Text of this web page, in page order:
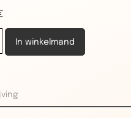
In winkelmand